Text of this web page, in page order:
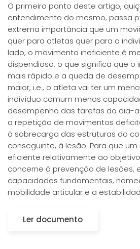
O primeiro ponto deste artigo,
entendimento do mesmo, passa
extrema importância que um
quer para atletas quer para o
lado, o movimento ineficiente é
dispendioso, o que significa que o
mais rápido e a queda de
maior, i.e., o atleta vai ter um
indivíduo comum menos
desempenho das tarefas do dia-
a repetição de movimentos
à sobrecarga das estruturas do
conseguinte, à lesão. Para que
eficiente relativamente ao
concerne à prevenção de lesões,
capacidades fundamentais,
mobilidade articular e a
Ler documento